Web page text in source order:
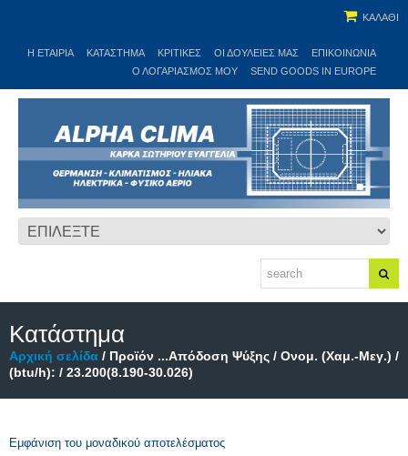
ΚΑΛΑΘΙ
Η ΕΤΑΙΡΊΑ ΚΑΤΆΣΤΗΜΑ ΚΡΙΤΙΚΕΣ ΟΙ ΔΟΥΛΕΙΈΣ ΜΑΣ
ΕΠΙΚΟΙΝΩΝΊΑ
Ο ΛΟΓΑΡΙΑΣΜΌΣ ΜΟΥ
SEND GOODS IN EUROPE
Κατάστημα
Αρχική σελίδα / Προϊόν ...Απόδοση Ψύξης / Ονομ. (Χαμ.-Μεγ.) /
(btu/h): / 23.200(8.190-30.026)
Εμφάνιση του μοναδικού αποτελέσματος